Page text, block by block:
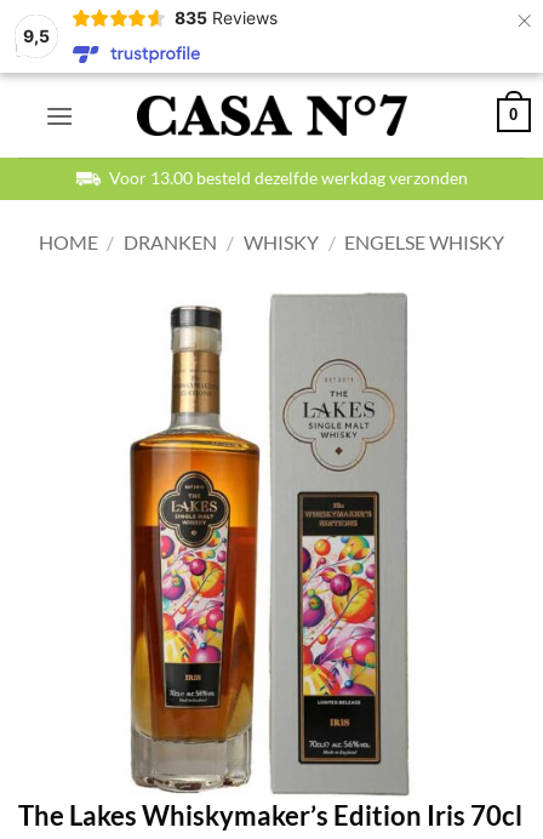
9,5
835 Reviews ×
Ga
0
Voor 13.00 besteld dezelfde werkdag verzonden
HOME / DRANKEN / WHISKY / ENGELSE WHISKY
The Lakes Whiskymaker’s Edition Iris 70cl